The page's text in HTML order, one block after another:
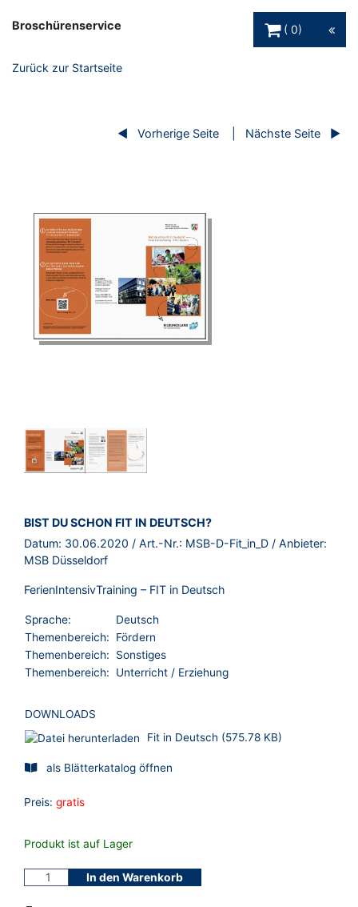
Broschürenservice
0
Zurück zur Startseite
Vorherige Seite Nächste Seite
BROSCHÜRE:
BIST DU SCHON FIT IN DEUTSCH?
Datum: 30.06.2020 / Art.-Nr.: MSB-D-Fit_in_D / Anbieter:
MSB Düsseldorf
FerienIntensivTraining – FIT in Deutsch
Sprache:
Deutsch
Themenbereich:
Fördern
Themenbereich:
Sonstiges
Themenbereich:
Unterricht / Erziehung
DOWNLOADS
Fit in Deutsch (575.78 KB)
als Blätterkatalog öffnen
Preis: gratis
Produkt ist auf Lager
In den Warenkorb